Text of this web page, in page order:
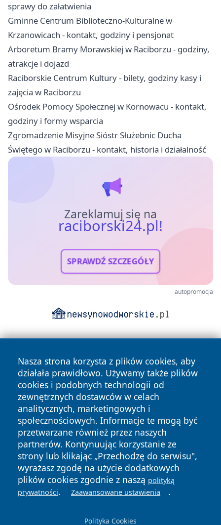
sprawy do załatwienia
Gminne Centrum Biblioteczno-Kulturalne w
Krzanowicach - kontakt, godziny i pensjonat
Arboretum Bramy Morawskiej w Raciborzu - godziny,
atrakcje i dojazd
Raciborskie Centrum Kultury - bilety, godziny kasy i
zajęcia w Raciborzu
Ośrodek Pomocy Społecznej w Kornowacu - kontakt,
godziny i formy wsparcia
Zgromadzenie Misyjne Sióstr Służebnic Ducha
Świętego w Raciborzu - kontakt, historia i działalność
Zareklamuj się na
raciborski24.pl!
SPRAWDŹ SZCZEGÓŁY
autopromocja
Nasza strona korzysta z plików cookies, aby
działała prawidłowo. Używamy także plików
cookies i podobnych technologii od
zewnętrznych dostawców w celach
analitycznych, marketingowych i
społecznościowych. Informacje te mogą być
przetwarzane również przez naszych
partnerów. Kontynuując korzystanie ze
strony lub klikając „Przechodzę do serwisu",
wyrażasz zgodę na użycie dodatkowych
plików cookies zgodnie z naszą polityką
prywatności. Zaawansowane ustawienia .
Polityka Cookies
Copyright © 2026 raciborski24.pl Wszystkie prawa
zastrzeżone.
News Autorzy
Polityka
Prywatności
Polityka
Cookies